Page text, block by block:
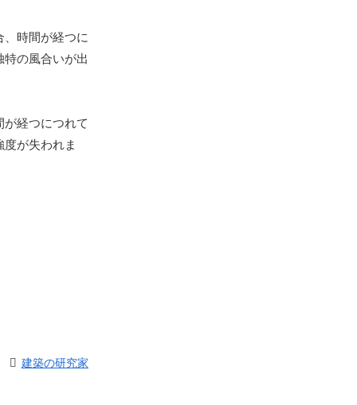
時間が経つに
の風合いが出
経つにつれて
が失われま
建築の研究家